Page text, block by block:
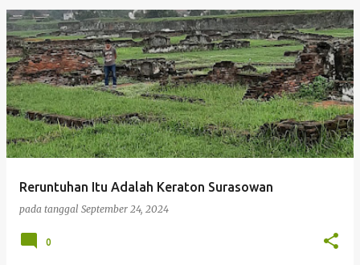
P
o
s
t
n
Reruntuhan Itu Adalah Keraton Surasowan
pada tanggal September 24, 2024
0